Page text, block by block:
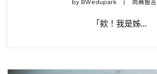
by BWedupark 尚無留言
「欸！我是姊...